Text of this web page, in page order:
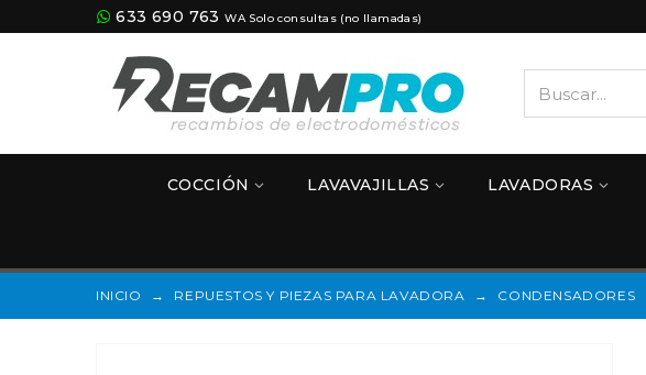
633 690 763 WA Solo consultas (no llamadas)
COCCIÓN LAVAVAJILLAS LAVADORAS
INICIO → REPUESTOS Y PIEZAS PARA LAVADORA → CONDENSADORES